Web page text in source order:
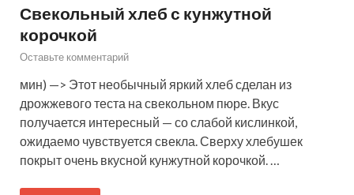
Свекольный хлеб с кунжутной
корочкой
Оставьте комментарий
мин) —> Этот необычный яркий хлеб сделан из
дрожжевого теста на свекольном пюре. Вкус
получается интересный — со слабой кислинкой,
ожидаемо чувствуется свекла. Сверху хлебушек
покрыт очень вкусной кунжутной корочкой. …